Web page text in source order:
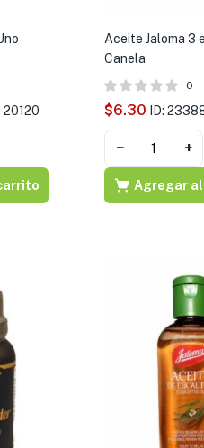
20120
Aceite Jaloma 3
Canela
0
$6.30 ID:
− +
Agregar